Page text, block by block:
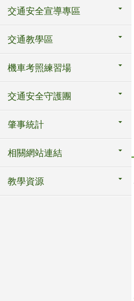
交通安全宣導專區
交通教學區
機車考照練習場
交通安全守護團
肇事統計
相關網站連結
教學資源